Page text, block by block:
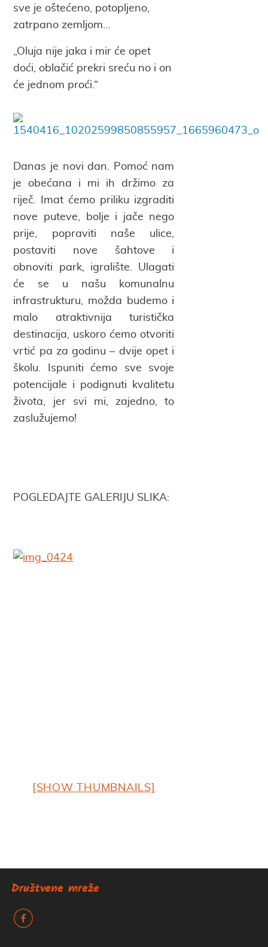
sve je oštećeno, potopljeno,
zatrpano zemljom…
„Oluja nije jaka i mir će opet
doći, oblačić prekri sreću no i on
će jednom proći.“
Danas je novi dan. Pomoć nam
je obećana i mi ih držimo za
riječ. Imat ćemo priliku izgraditi
nove puteve, bolje i jače nego
prije, popraviti naše ulice,
postaviti nove šahtove i
obnoviti park, igralište. Ulagati
će se u našu komunalnu
infrastrukturu, možda budemo i
malo atraktivnija turistička
destinacija, uskoro ćemo otvoriti
vrtić pa za godinu – dvije opet i
školu. Ispuniti ćemo sve svoje
potencijale i podignuti kvalitetu
života, jer svi mi, zajedno, to
zaslužujemo!
POGLEDAJTE GALERIJU SLIKA:
[SHOW THUMBNAILS]
Društvene mreže
k